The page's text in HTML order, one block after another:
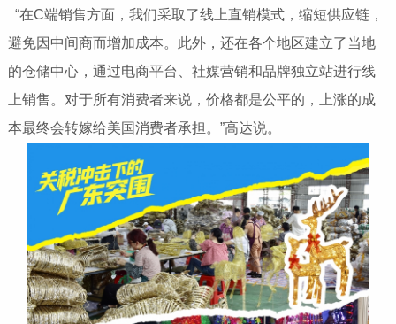
“在C端销售方面，我们采取了线上直销模式，缩短供应链，
避免因中间商而增加成本。此外，还在各个地区建立了当地
的仓储中心，通过电商平台、社媒营销和品牌独立站进行线
上销售。对于所有消费者来说，价格都是公平的，上涨的成
本最终会转嫁给美国消费者承担。”高达说。